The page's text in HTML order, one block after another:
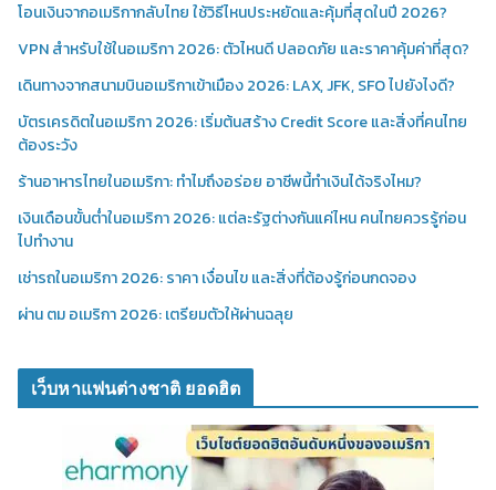
โอนเงินจากอเมริกากลับไทย ใช้วิธีไหนประหยัดและคุ้มที่สุดในปี 2026?
VPN สำหรับใช้ในอเมริกา 2026: ตัวไหนดี ปลอดภัย และราคาคุ้มค่าที่สุด?
เดินทางจากสนามบินอเมริกาเข้าเมือง 2026: LAX, JFK, SFO ไปยังไงดี?
บัตรเครดิตในอเมริกา 2026: เริ่มต้นสร้าง Credit Score และสิ่งที่คนไทย
ต้องระวัง
ร้านอาหารไทยในอเมริกา: ทำไมถึงอร่อย อาชีพนี้ทำเงินได้จริงไหม?
เงินเดือนขั้นต่ำในอเมริกา 2026: แต่ละรัฐต่างกันแค่ไหน คนไทยควรรู้ก่อน
ไปทำงาน
เช่ารถในอเมริกา 2026: ราคา เงื่อนไข และสิ่งที่ต้องรู้ก่อนกดจอง
ผ่าน ตม อเมริกา 2026: เตรียมตัวให้ผ่านฉลุย
เว็บหาแฟนต่างชาติ ยอดฮิต